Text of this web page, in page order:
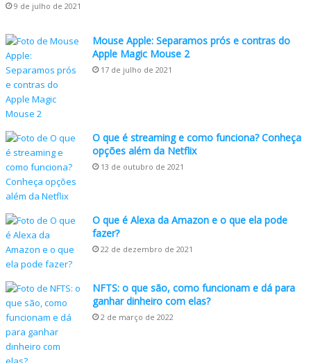
9 de julho de 2021
Mouse Apple: Separamos prós e contras do
Apple Magic Mouse 2
17 de julho de 2021
O que é streaming e como funciona? Conheça
opções além da Netflix
13 de outubro de 2021
O que é Alexa da Amazon e o que ela pode
fazer?
22 de dezembro de 2021
NFTS: o que são, como funcionam e dá para
ganhar dinheiro com elas?
2 de março de 2022